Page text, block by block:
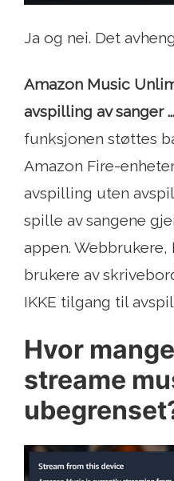
Ja og nei. Det
Amazon Music
avspilling av sanger ...
funksjonen støttes
Amazon Fire-
avspilling uten
spille av sangene
appen.
brukere av
IKKE tilgang til
Hvor
streame